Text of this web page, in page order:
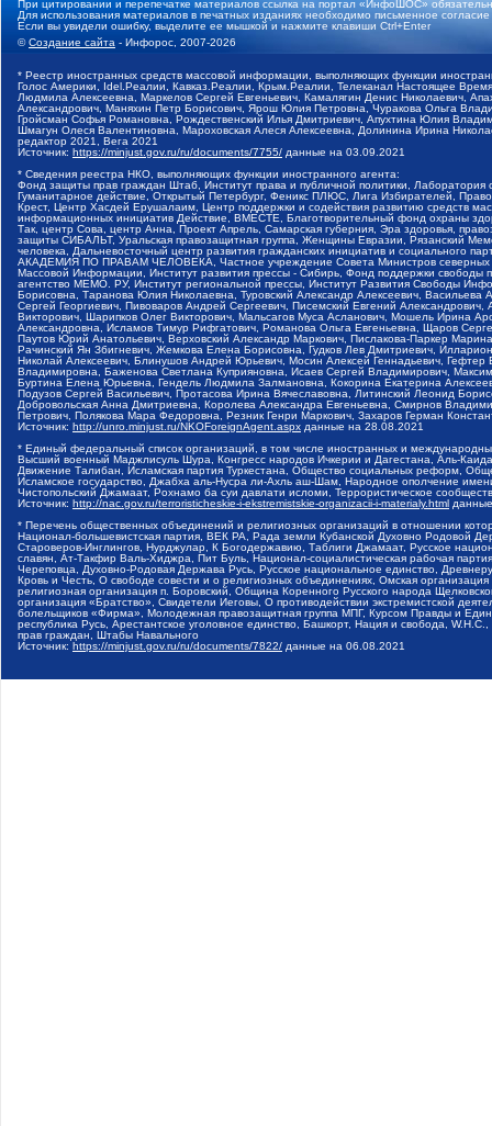
При цитировании и перепечатке материалов ссылка на портал «ИнфоШОС»
Для использования материалов в печатных изданиях необходимо письменное
Если вы увидели ошибку, выделите ее мышкой и нажмите клавиши Ctrl+Enter
©Создание сайта - Инфорос, 2007-2026
* Реестр иностранных средств массовой информации, выполняющих функции
Голос Америки, Idel.Реалии, Кавказ.Реалии, Крым.Реалии, Телеканал Настоящее
Людмила Алексеевна, Маркелов Сергей Евгеньевич, Камалягин Денис Николаевич,
Александрович, Маняхин Петр Борисович, Ярош Юлия Петровна, Чуракова Ольга
Гройсман Софья Романовна, Рождественский Илья Дмитриевич, Апухтина Юлия
Шмагун Олеся Валентиновна, Мароховская Алеся Алексеевна, Долинина Ирина
редактор 2021, Вега 2021
Источник: https://minjust.gov.ru/ru/documents/7755/ данные на 03.09.2021
* Сведения реестра НКО, выполняющих функции иностранного агента:
Фонд защиты прав граждан Штаб, Институт права и публичной политики,
Гуманитарное действие, Открытый Петербург, Феникс ПЛЮС, Лига Избирателей,
Крест, Центр Хасдей Ерушалаим, Центр поддержки и содействия развитию средств
информационных инициатив Действие, ВМЕСТЕ, Благотворительный фонд охраны
Так, центр Сова, центр Анна, Проект Апрель, Самарская губерния, Эра здоровья,
защиты СИБАЛЬТ, Уральская правозащитная группа, Женщины Евразии, Рязанский
человека, Дальневосточный центр развития гражданских инициатив и социального
АКАДЕМИЯ ПО ПРАВАМ ЧЕЛОВЕКА, Частное учреждение Совета Министров северных
Массовой Информации, Институт развития прессы - Сибирь, Фонд поддержки
агентство МЕМО. РУ, Институт региональной прессы, Институт Развития Свободы
Борисовна, Таранова Юлия Николаевна, Туровский Александр Алексеевич,
Сергей Георгиевич, Пивоваров Андрей Сергеевич, Писемский Евгений
Викторович, Шарипков Олег Викторович, Мальсагов Муса Асланович, Мошель Ирина
Александровна, Исламов Тимур Рифгатович, Романова Ольга Евгеньевна, Щаров
Паутов Юрий Анатольевич, Верховский Александр Маркович, Пислакова-Паркер
Рачинский Ян Збигневич, Жемкова Елена Борисовна, Гудков Лев Дмитриевич,
Николай Алексеевич, Блинушов Андрей Юрьевич, Мосин Алексей Геннадьевич,
Владимировна, Баженова Светлана Куприяновна, Исаев Сергей Владимирович,
Буртина Елена Юрьевна, Гендель Людмила Залмановна, Кокорина Екатерина
Подузов Сергей Васильевич, Протасова Ирина Вячеславовна, Литинский Леонид
Добровольская Анна Дмитриевна, Королева Александра Евгеньевна, Смирнов
Петрович, Полякова Мара Федоровна, Резник Генри Маркович, Захаров Герман
Источник: http://unro.minjust.ru/NKOForeignAgent.aspx данные на 28.08.2021
* Единый федеральный список организаций, в том числе иностранных и
Высший военный Маджлисуль Шура, Конгресс народов Ичкерии и Дагестана, Аль-
Движение Талибан, Исламская партия Туркестана, Общество социальных реформ,
Исламское государство, Джабха аль-Нусра ли-Ахль аш-Шам, Народное ополчение
Чистопольский Джамаат, Рохнамо ба суи давлати исломи, Террористическое
Источник: http://nac.gov.ru/terroristicheskie-i-ekstremistskie-organizacii-i-materialy.html
* Перечень общественных объединений и религиозных организаций в отношении
Национал-большевистская партия, ВЕК РА, Рада земли Кубанской Духовно Родовой
Староверов-Инглингов, Нурджулар, К Богодержавию, Таблиги Джамаат, Русское
славян, Ат-Такфир Валь-Хиджра, Пит Буль, Национал-социалистическая рабочая
Череповца, Духовно-Родовая Держава Русь, Русское национальное единство,
Кровь и Честь, О свободе совести и о религиозных объединениях, Омская
религиозная организация п. Боровский, Община Коренного Русского народа
организация «Братство», Свидетели Иеговы, О противодействии экстремистской
болельщиков «Фирма», Молодежная правозащитная группа МПГ, Курсом Правды и
республика Русь, Арестантское уголовное единство, Башкорт, Нация и свобода,
прав граждан, Штабы Навального
Источник: https://minjust.gov.ru/ru/documents/7822/ данные на 06.08.2021